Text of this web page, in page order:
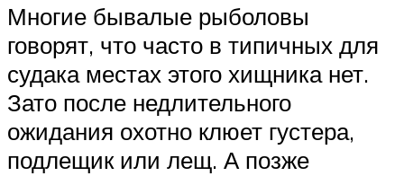
Многие бывалые рыболовы
говорят, что часто в типичных для
судака местах этого хищника нет.
Зато после недлительного
ожидания охотно клюет густера,
подлещик или лещ. А позже